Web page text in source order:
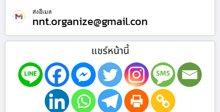
ส่งอีเมล
nnt.organize@gmail.con
แชร์หน้านี้